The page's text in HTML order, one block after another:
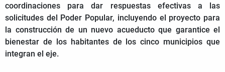
coordinaciones para dar respuestas efectivas a las
solicitudes del Poder Popular, incluyendo el proyecto para
la construcción de un nuevo acueducto que garantice el
bienestar de los habitantes de los cinco municipios que
integran el eje.